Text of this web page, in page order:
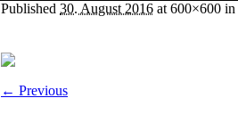
Published 30. August 2016 at 600×600 in
← Previous